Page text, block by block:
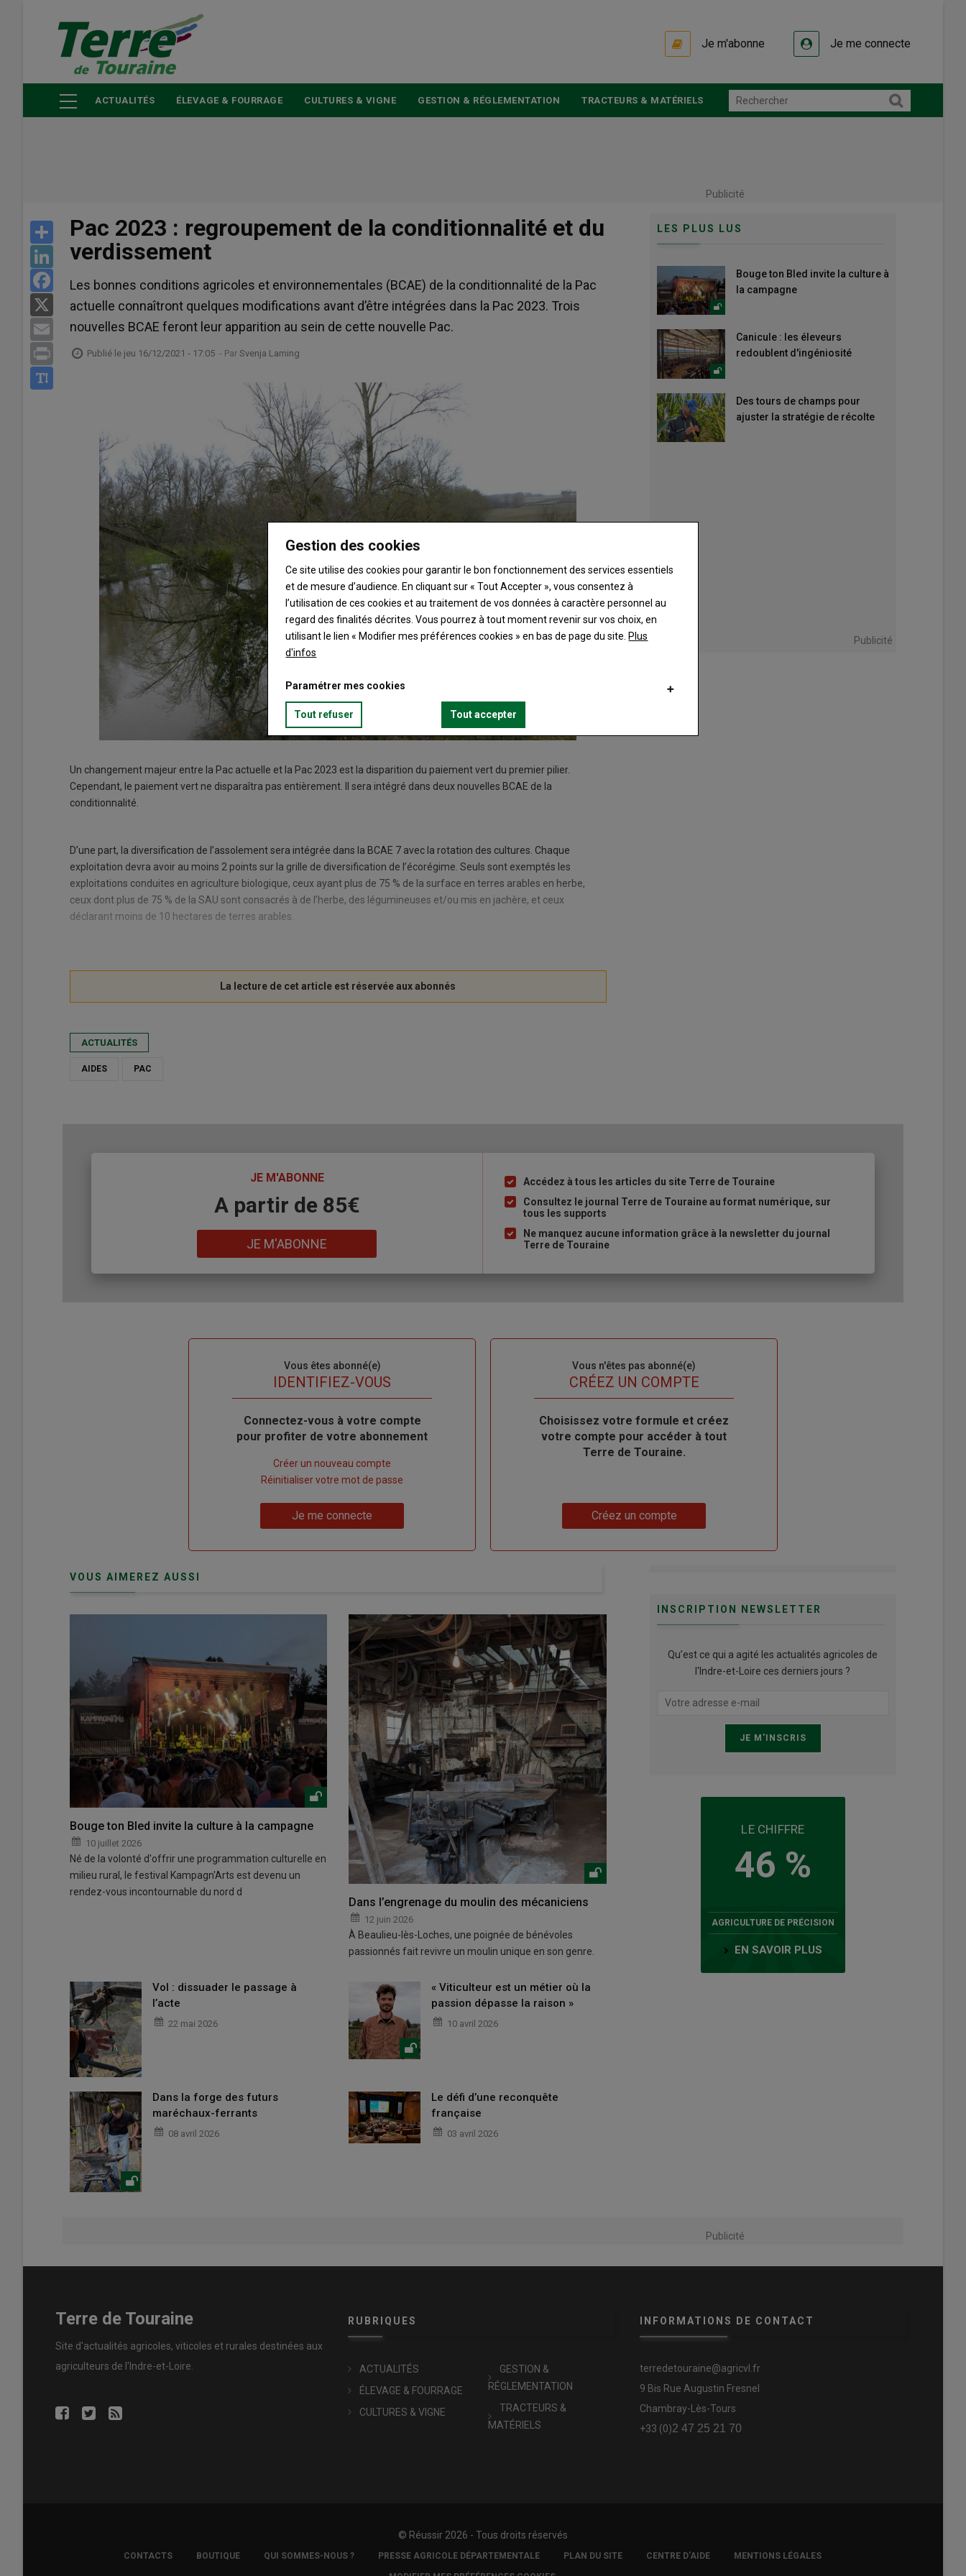
principal
Je m'abonne Je me connecte
ACTUALITÉS ÉLEVAGE & FOURRAGE CULTURES & VIGNE GESTION & RÉGLEMENTATION TRACTEURS & MATÉRIELS
Publicité
Share
LinkedIn
Facebook
Email
Print
Pac 2023 : regroupement de la conditionnalité et du
verdissement
Les bonnes conditions agricoles et environnementales (BCAE) de la conditionnalité de la Pac
actuelle connaîtront quelques modifications avant d’être intégrées dans la Pac 2023. Trois
nouvelles BCAE feront leur apparition au sein de cette nouvelle Pac.
Publié le jeu 16/12/2021 - 17:05 - Par Svenja Laming
Un changement majeur entre la Pac actuelle et la Pac 2023 est la disparition du paiement vert du premier pilier.
Cependant, le paiement vert ne disparaîtra pas entièrement. Il sera intégré dans deux nouvelles BCAE de la
conditionnalité.
D’une part, la diversification de l’assolement sera intégrée dans la BCAE 7 avec la rotation des cultures. Chaque
exploitation devra avoir au moins 2 points sur la grille de diversification de l’écorégime. Seuls sont exemptés les
exploitations conduites en agriculture biologique, ceux ayant plus de 75 % de la surface en terres arables en herbe,
ceux dont plus de 75 % de la SAU sont consacrés à de l’herbe, des légumineuses et/ou mis en jachère, et ceux
déclarant moins de 10 hectares de terres arables.
ACTUALITÉS
AIDES PAC
LES PLUS LUS
Bouge ton Bled invite la culture à
la campagne
Canicule : les éleveurs
redoublent d'ingéniosité
Des tours de champs pour
ajuster la stratégie de récolte
Publicité
JE M'ABONNE
A partir de 85€
JE M'ABONNE
Liste
à
puce
Accédez à tous les articles du site Terre de Touraine
Consultez le journal Terre de Touraine au format numérique, sur
tous les supports
Ne manquez aucune information grâce à la newsletter du journal
Terre de Touraine
Vous êtes abonné(e)
IDENTIFIEZ-VOUS
Body
Connectez-vous à votre compte
pour profiter de votre abonnement
compte"
Créer un nouveau compte
Réinitialiser votre mot de passe
Je me connecte
Vous n'êtes pas abonné(e)
TITRECRÉEZ UN COMPTE
Body
Choisissez votre formule et créez
votre compte pour accéder à tout
Terre de Touraine.
Créez un compte
VOUS AIMEREZ AUSSI
Bouge ton Bled invite la culture à la campagne
10 juillet 2026
Né de la volonté d'offrir une programmation culturelle en
milieu rural, le festival Kampagn'Arts est devenu un
rendez-vous incontournable du nord d
Dans l’engrenage du moulin des mécaniciens
12 juin 2026
À Beaulieu-lès-Loches, une poignée de bénévoles
passionnés fait revivre un moulin unique en son genre.
Vol : dissuader le passage à
l’acte
22 mai 2026
« Viticulteur est un métier où la
passion dépasse la raison »
10 avril 2026
Dans la forge des futurs
maréchaux-ferrants
08 avril 2026
Le défi d’une reconquête
française
03 avril 2026
INSCRIPTION NEWSLETTER
Qu’est ce qui a agité les actualités agricoles de
l'Indre-et-Loire ces derniers jours ?
LE CHIFFRE
46 %
AGRICULTURE DE PRÉCISION
EN SAVOIR PLUS
Publicité
Terre de Touraine
Site d'actualités agricoles, viticoles et rurales destinées aux
agriculteurs de l'Indre-et-Loire.
RUBRIQUES
ACTUALITÉS
ÉLEVAGE & FOURRAGE
CULTURES & VIGNE
GESTION &
RÉGLEMENTATION
TRACTEURS &
MATÉRIELS
INFORMATIONS DE CONTACT
terredetouraine@agricvl.fr
9 Bis Rue Augustin Fresnel
Chambray-Lès-Tours
+33 (0)2 47 25 21 70
© Réussir 2026 - Tous droits réservés
COPYRIGHTCONTACTS BOUTIQUE QUI SOMMES-NOUS ? PRESSE AGRICOLE DÉPARTEMENTALE PLAN DU SITE CENTRE D'AIDE MENTIONS LÉGALES
Gestion des cookies
Ce site utilise des cookies pour garantir le bon fonctionnement des services essentiels
et de mesure d’audience. En cliquant sur « Tout Accepter », vous consentez à
l’utilisation de ces cookies et au traitement de vos données à caractère personnel au
regard des finalités décrites. Vous pourrez à tout moment revenir sur vos choix, en
utilisant le lien « Modifier mes préférences cookies » en bas de page du site. Plus
d'infos
Paramétrer mes cookies
Tout refuser Tout accepter